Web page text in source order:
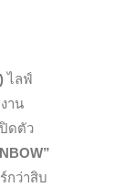
ไลฟ์
าน
ดตัว
กว่าสิบ